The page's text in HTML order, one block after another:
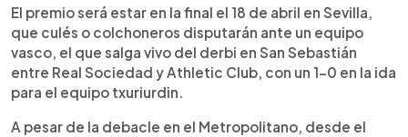
fe”. Los azulgranas, líderes de Liga y en octavos
de Champions, apelan al recuerdo de la histórica
remontada ante el PSG en 2017. El Atlético,
dirigido por Diego Simeone, busca revancha y
volver a una final copera.
El premio será estar en la final el 18 de abril en Sevilla,
que culés o colchoneros disputarán ante un equipo
vasco, el que salga vivo del derbi en San Sebastián
entre Real Sociedad y Athletic Club, con un 1-0 en la ida
para el equipo txuriurdin.
A pesar de la debacle en el Metropolitano, desde el